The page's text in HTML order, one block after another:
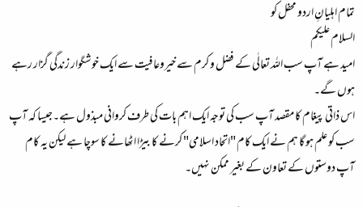
تمام اہلیانِ اردو محفل کو
السلام علیکم
امید ہے آپ سب اللہ تعالٰی کے فضل و کرم سے خیروعافیت سے ایک خوشگوار زندگی گزار رہے
ہوں گے۔
اس ذاتی پیغام کا مقصد آپ سب کی توجہ ایک اہم بات کی طرف کروانی مبذول ہے۔جیسا کہ آپ
سب کو علم ہو گا ہم نے ایک کام "اتحاد اسلامی" کرنے کا بیڑا اٹھانے کا سوچا ہے لیکن یہ کام
آپ دوستوں کے تعاون کے بغیر ممکن نہیں۔